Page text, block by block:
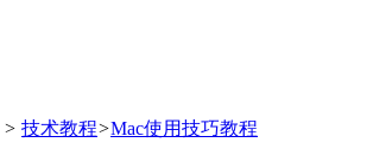
> 技术教程>Mac使用技巧教程